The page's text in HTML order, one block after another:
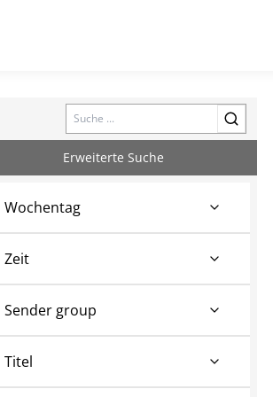
Search
Erweiterte Suche
Wochentag
Zeit
Sender group
Titel